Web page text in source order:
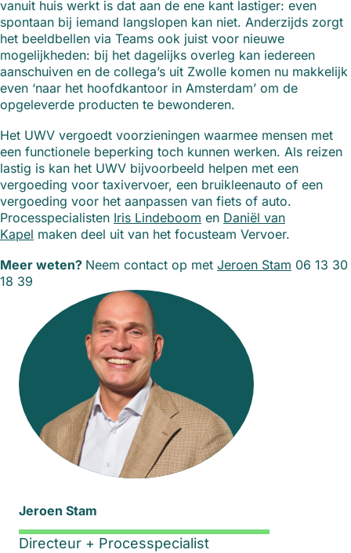
vanuit huis werkt is dat aan de ene kant lastiger: even
spontaan bij iemand langslopen kan niet. Anderzijds zorgt
het beeldbellen via Teams ook juist voor nieuwe
mogelijkheden: bij het dagelijks overleg kan iedereen
aanschuiven en de collega’s uit Zwolle komen nu makkelijk
even ‘naar het hoofdkantoor in Amsterdam’ om de
opgeleverde producten te bewonderen.
Het UWV vergoedt voorzieningen waarmee mensen met
een functionele beperking toch kunnen werken. Als reizen
lastig is kan het UWV bijvoorbeeld helpen met een
vergoeding voor taxivervoer, een bruikleenauto of een
vergoeding voor het aanpassen van fiets of auto.
Processpecialisten Iris Lindeboom en Daniël van
Kapel maken deel uit van het focusteam Vervoer.
Meer weten? Neem contact op met Jeroen Stam 06 13 30
18 39
Jeroen Stam
Directeur + Processpecialist